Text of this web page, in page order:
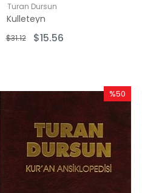
Turan Dursun
Kulleteyn
$15.56
$31.12
%50
%50İndirim